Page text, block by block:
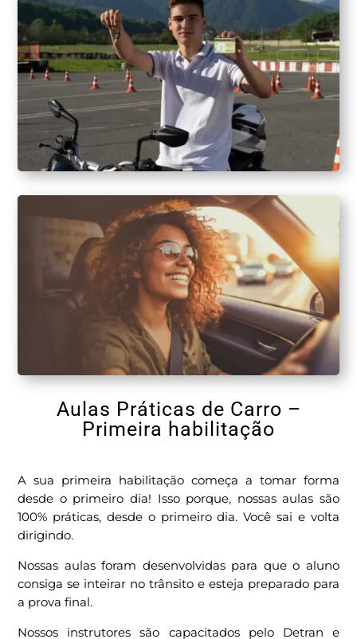
Aulas Práticas de Carro –
Primeira habilitação
A sua primeira habilitação começa a tomar forma
desde o primeiro dia! Isso porque, nossas aulas são
100% práticas, desde o primeiro dia. Você sai e volta
dirigindo.
Nossas aulas foram desenvolvidas para que o aluno
consiga se inteirar no trânsito e esteja preparado para
a prova final.
Nossos instrutores são capacitados pelo Detran e